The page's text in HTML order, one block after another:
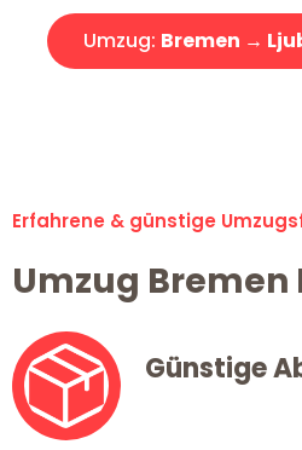
Umzug: Bremen →
Erfahrene & günstige
Umzug
Günstige